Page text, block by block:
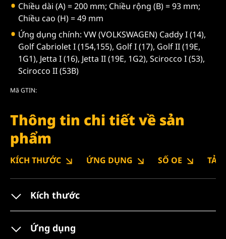
Chiều dài (A) = 200 mm; Chiều rộng (B) = 93 mm;
Chiều cao (H) = 49 mm
Ứng dụng chính: VW (VOLKSWAGEN) Caddy I (14),
Golf Cabriolet I (154,155), Golf I (17), Golf II (19E,
1G1), Jetta I (16), Jetta II (19E, 1G2), Scirocco I (53),
Scirocco II (53B)
Mã GTIN:
Thông tin chi tiết về sản
phẩm
KÍCH THƯỚC ỨNG DỤNG SỐ OE TẢI
Kích thước
Ứng dụng